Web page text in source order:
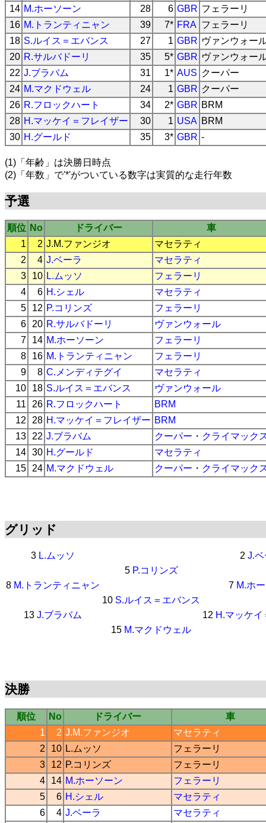
14 M.ホーソーン 28 6 GBR フェラーリ
16 M.トランティニャン 39 7* FRA フェラーリ
18 S.ルイス＝エバンス 27 1 GBR ヴァンウォー
20 R.サルバドーリ 35 5* GBR ヴァンウォー
22 J.ブラバム 31 1* AUS クーパー
24 M.マクドウェル 24 1 GBR クーパー
26 R.フロックハート 34 2* GBR BRM
28 H.マッケイ＝フレイザー 30 1 USA BRM
30 H.グールド 35 3* GBR -
(1)「年齢」は決勝日時点
(2)「年数」で'*'がついている数字は実質的な走行年数
予選
順位 No ドライバー
車
1
2 J.M.ファンジオ
マセラティ
2
4 J.ベーラ
マセラティ
3
10 L.ムッソ
フェラーリ
4
6 H.シェル
マセラティ
5
12 P.コリンズ
フェラーリ
6
20 R.サルバドーリ
ヴァンウォール
7
14 M.ホーソーン
フェラーリ
8
16 M.トランティニャン
フェラーリ
9
8 C.メンディテグイ
マセラティ
10
18 S.ルイス＝エバンス
ヴァンウォール
11
26 R.フロックハート
BRM
12
28 H.マッケイ＝フレイザー BRM
13
22 J.ブラバム クーパー ・ クライマック
14 30 H.グールド
マセラティ
15
24 M.マクドウェル クーパー ・ クライマック
グリッド
3 L.ムッソ 2 J.
5 P.コリンズ
8 M.トランティニャン 7 M.ホ
10 S.ルイス＝エバンス
13 J.ブラバム 12 H.マッケ
15 M.マクドウェル
決勝
順位 No ドライバー
車
1
2 J.M.ファンジオ
マセラティ
2
10 L.ムッソ
フェラーリ
3
12 P.コリンズ
フェラーリ
4
14 M.ホーソーン
フェラーリ
5
6 H.シェル
マセラティ
6
4 J.ベーラ
マセラティ